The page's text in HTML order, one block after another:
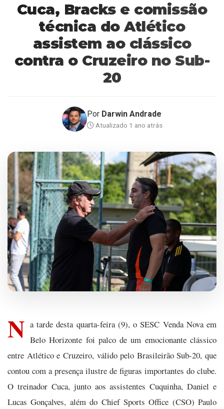
Cuca, Bracks e comissão
técnica do Atlético
assistem ao clássico
contra o Cruzeiro no Sub-
20
Por Darwin Andrade
Atualizado 1 ano atrás
N a tarde desta quarta-feira (9), o SESC Venda Nova em
Belo Horizonte foi palco de um emocionante clássico
entre Atlético e Cruzeiro, válido pelo Brasileirão Sub-20, que
contou com a presença ilustre de figuras importantes do clube.
O treinador Cuca, junto aos assistentes Cuquinha, Daniel e
Lucas Gonçalves, além do Chief Sports Office (CSO) Paulo